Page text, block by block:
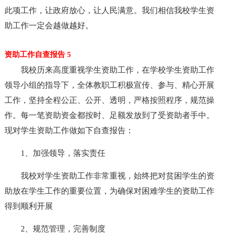
此项工作，让政府放心，让人民满意。我们相信我校学生资
助工作一定会越做越好。
资助工作自查报告 5
我校历来高度重视学生资助工作，在学校学生资助工作
领导小组的指导下，全体教职工积极宣传、参与、精心开展
工作，坚持全程公正、公开、透明，严格按照程序，规范操
作。每一笔资助资金都按时、足额发放到了受资助者手中。
现对学生资助工作做如下自查报告：
1、加强领导，落实责任
我校对学生资助工作非常重视，始终把对贫困学生的资
助放在学生工作的重要位置，为确保对困难学生的资助工作
得到顺利开展
2、规范管理，完善制度